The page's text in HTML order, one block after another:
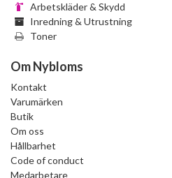
Arbetskläder & Skydd
Inredning & Utrustning
Toner
Om Nybloms
Kontakt
Varumärken
Butik
Om oss
Hållbarhet
Code of conduct
Medarbetare